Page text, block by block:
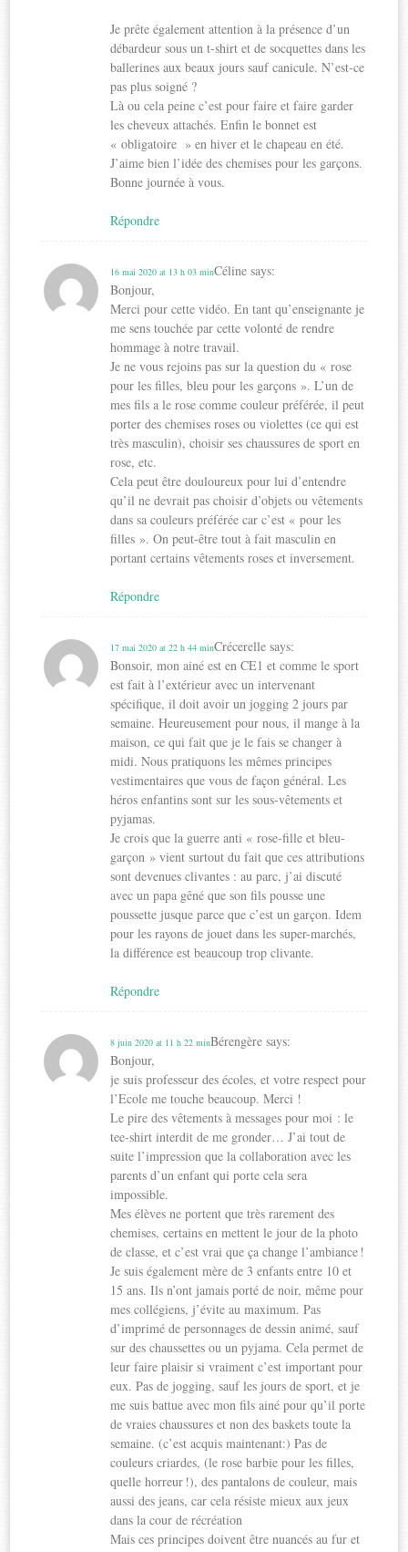
Je prête également attention à la présence d’un
débardeur sous un t-shirt et de socquettes dans les
ballerines aux beaux jours sauf canicule. N’est-ce
pas plus soigné ?
Là ou cela peine c’est pour faire et faire garder
les cheveux attachés. Enfin le bonnet est
« obligatoire » en hiver et le chapeau en été.
J’aime bien l’idée des chemises pour les garçons.
Bonne journée à vous.
Répondre
Céline says:
16 mai 2020 at 13 h 03 min
Bonjour,
Merci pour cette vidéo. En tant qu’enseignante je
me sens touchée par cette volonté de rendre
hommage à notre travail.
Je ne vous rejoins pas sur la question du « rose
pour les filles, bleu pour les garçons ». L’un de
mes fils a le rose comme couleur préférée, il peut
porter des chemises roses ou violettes (ce qui est
très masculin), choisir ses chaussures de sport en
rose, etc.
Cela peut être douloureux pour lui d’entendre
qu’il ne devrait pas choisir d’objets ou vêtements
dans sa couleurs préférée car c’est « pour les
filles ». On peut-être tout à fait masculin en
portant certains vêtements roses et inversement.
Répondre
Crécerelle says:
17 mai 2020 at 22 h 44 min
Bonsoir, mon ainé est en CE1 et comme le sport
est fait à l’extérieur avec un intervenant
spécifique, il doit avoir un jogging 2 jours par
semaine. Heureusement pour nous, il mange à la
maison, ce qui fait que je le fais se changer à
midi. Nous pratiquons les mêmes principes
vestimentaires que vous de façon général. Les
héros enfantins sont sur les sous-vêtements et
pyjamas.
Je crois que la guerre anti « rose-fille et bleu-
garçon » vient surtout du fait que ces attributions
sont devenues clivantes : au parc, j’ai discuté
avec un papa gêné que son fils pousse une
poussette jusque parce que c’est un garçon. Idem
pour les rayons de jouet dans les super-marchés,
la différence est beaucoup trop clivante.
Répondre
Bérengère says:
8 juin 2020 at 11 h 22 min
Bonjour,
je suis professeur des écoles, et votre respect pour
l’Ecole me touche beaucoup. Merci !
Le pire des vêtements à messages pour moi : le
tee-shirt interdit de me gronder… J’ai tout de
suite l’impression que la collaboration avec les
parents d’un enfant qui porte cela sera
impossible.
Mes élèves ne portent que très rarement des
chemises, certains en mettent le jour de la photo
de classe, et c’est vrai que ça change l’ambiance !
Je suis également mère de 3 enfants entre 10 et
15 ans. Ils n’ont jamais porté de noir, même pour
mes collégiens, j’évite au maximum. Pas
d’imprimé de personnages de dessin animé, sauf
sur des chaussettes ou un pyjama. Cela permet de
leur faire plaisir si vraiment c’est important pour
eux. Pas de jogging, sauf les jours de sport, et je
me suis battue avec mon fils ainé pour qu’il porte
de vraies chaussures et non des baskets toute la
semaine. (c’est acquis maintenant:) Pas de
couleurs criardes, (le rose barbie pour les filles,
quelle horreur !), des pantalons de couleur, mais
aussi des jeans, car cela résiste mieux aux jeux
dans la cour de récréation
Mais ces principes doivent être nuancés au fur et